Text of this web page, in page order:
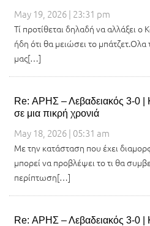
May 19, 2026 | 23:31 pm
Τί προτίθεται δηλαδή να αλλάξει ο
ήδη ότι θα μειώσει το
μας[…]
Re: ΑΡΗΣ – Λεβαδειακός 3-0 |
σε μια πικρή χρονιά
May 18, 2026 | 05:31 am
Με την κατάσταση που έχει
μπορεί να προβλέψει το τι θα
περίπτωση[…]
Re: ΑΡΗΣ – Λεβαδειακός 3-0 |